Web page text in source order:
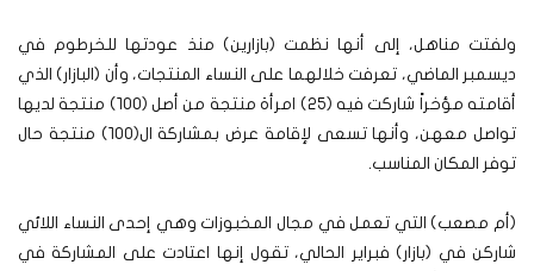
ولفتت مناهل، إلى أنها نظمت (بازارين) منذ عودتها للخرطوم في
ديسمبر الماضي، تعرفت خلالهما على النساء المنتجات، وأن (البازار) الذي
أقامته مؤخراً شاركت فيه (٢٥) امرأة منتجة من أصل (١٠٠) منتجة لديها
تواصل معهن، وأنها تسعى لإقامة عرض بمشاركة ال(١٠٠) منتجة حال
توفر المكان المناسب.
(أم مصعب) التي تعمل في مجال المخبوزات وهي إحدى النساء اللائي
شاركن في (بازار) فبراير الحالي، تقول إنها اعتادت على المشاركة في